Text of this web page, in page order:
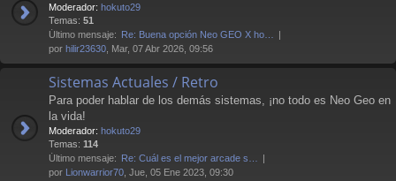
Moderador: hokuto29
Temas: 51
Último mensaje: Re: Buena opción Neo GEO X ho…
por hilir23630 , Mar, 07 Abr 2026, 09:56
Sistemas Actuales / Retro
Para poder hablar de los demás sistemas, ¡no todo es Neo Geo en
la vida!
Moderador: hokuto29
Temas: 114
Último mensaje: Re: Cuál es el mejor arcade s…
por Lionwarrior70 , Jue, 05 Ene 2023, 09:30